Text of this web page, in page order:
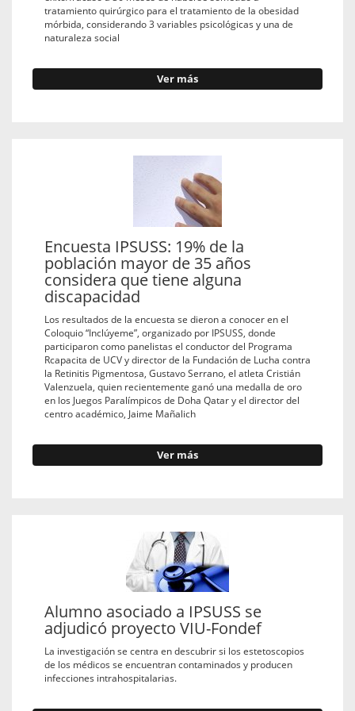
tratamiento quirúrgico para el tratamiento de la obesidad
mórbida, considerando 3 variables psicológicas y una de
naturaleza social
Ver más
Encuesta IPSUSS: 19% de la
población mayor de 35 años
considera que tiene alguna
discapacidad
Los resultados de la encuesta se dieron a conocer en el
Coloquio “Inclúyeme”, organizado por IPSUSS, donde
participaron como panelistas el conductor del Programa
Rcapacita de UCV y director de la Fundación de Lucha contra
la Retinitis Pigmentosa, Gustavo Serrano, el atleta Cristián
Valenzuela, quien recientemente ganó una medalla de oro
en los Juegos Paralímpicos de Doha Qatar y el director del
centro académico, Jaime Mañalich
Ver más
Alumno asociado a IPSUSS se
adjudicó proyecto VIU-Fondef
La investigación se centra en descubrir si los estetoscopios
de los médicos se encuentran contaminados y producen
infecciones intrahospitalarias.